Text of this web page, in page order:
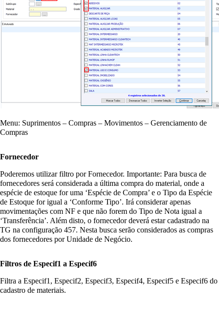
Menu: Suprimentos – Compras – Movimentos – Gerenciamento de
Compras
Fornecedor
Poderemos utilizar filtro por Fornecedor. Importante: Para busca de
fornecedores será considerada a última compra do material, onde a
espécie de estoque for uma ‘Espécie de Compra’ e o Tipo da Espécie
de Estoque for igual a ‘Conforme Tipo’. Irá considerar apenas
movimentações com NF e que não forem do Tipo de Nota igual a
‘Transferência’. Além disto, o fornecedor deverá estar cadastrado na
TG na configuração 457. Nesta busca serão considerados as compras
dos fornecedores por Unidade de Negócio.
Filtros de Especif1 a Especif6
Filtra a Especif1, Especif2, Especif3, Especif4, Especif5 e Especif6 do
cadastro de materiais.